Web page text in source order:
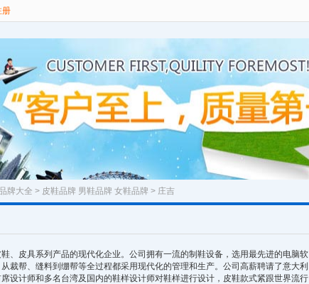
册
牌大全 > 皮鞋品牌 男鞋品牌 女鞋品牌 > 庄吉
、皮具系列产品的现代化企业。公司拥有一流的制鞋设备，选用最先进的电脑软
裁帮、缝料到绷帮等全过程都采用现代化的管理和生产。公司高薪聘请了意大利
设计师和多名台湾及国内的鞋样设计师对鞋样进行设计，皮鞋款式紧跟世界流行